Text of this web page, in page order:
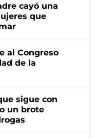
cayó una
que
al Congreso
de la
sigue con
un brote